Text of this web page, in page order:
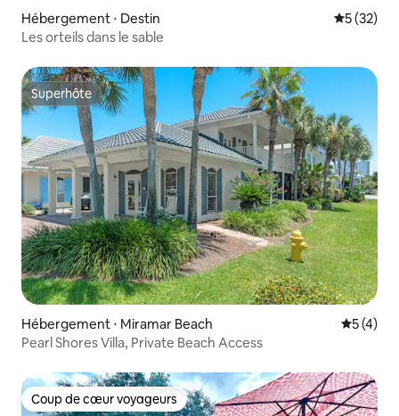
Hébergement ⋅ Destin
5 (32)
Les orteils dans le sable
Superhôte
Superhôte
Hébergement ⋅ Miramar Beach
5 (4)
Pearl Shores Villa, Private Beach Access
Coup de cœur voyageurs
Coup de cœur voyageurs